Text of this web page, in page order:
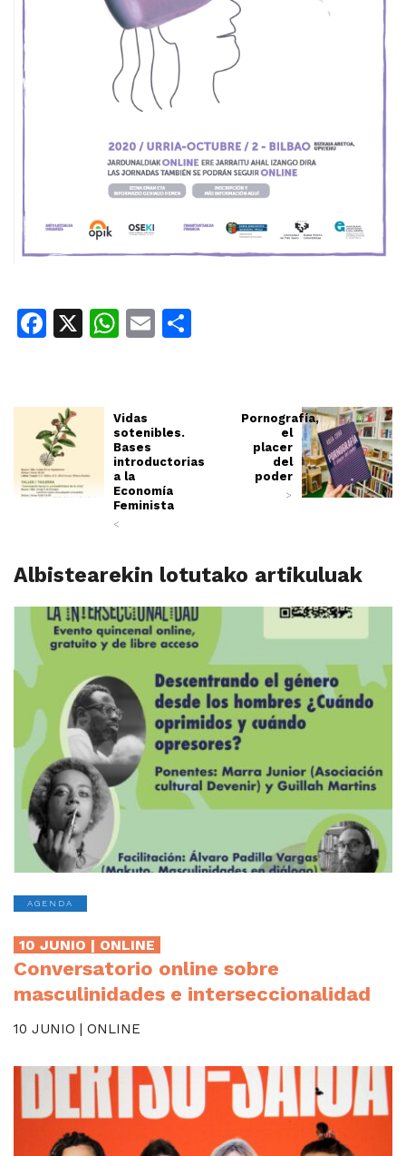
Facebook
X WhatsApp
Email
Vidas
sotenibles.
Bases
introductorias
a la
Economía
Feminista
<
Pornografía,
el
placer
del
poder
>
Albistearekin lotutako artikuluak
AGENDA
10 JUNIO | ONLINE
Conversatorio online sobre
masculinidades e interseccionalidad
10 JUNIO | ONLINE